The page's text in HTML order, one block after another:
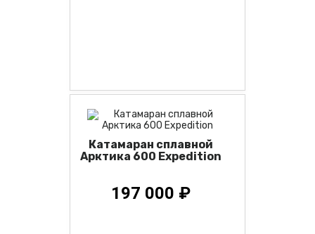
Катамаран сплавной
Арктика 600 Expedition
197 000 ₽